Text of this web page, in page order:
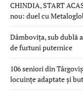
CHINDIA, START
nou: duel cu
Dâmbovița, sub dublă
de furtuni puternice
106 seniori din
locuințe adaptate și